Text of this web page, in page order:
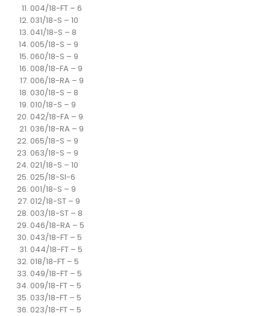
004/18-FT – 6
031/18-S – 10
041/18-S – 8
005/18-S – 9
060/18-S – 9
008/18-FA – 9
006/18-RA – 9
030/18-S – 8
010/18-S – 9
042/18-FA – 9
036/18-RA – 9
065/18-S – 9
063/18-S – 9
021/18-S – 10
025/18-SI-6
001/18-S – 9
012/18-ST – 9
003/18-ST – 8
046/18-RA – 5
043/18-FT – 5
044/18-FT – 5
018/18-FT – 5
049/18-FT – 5
009/18-FT – 5
033/18-FT – 5
023/18-FT – 5